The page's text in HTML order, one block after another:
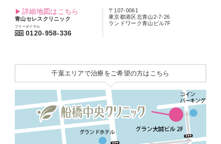
詳細地図はこちら
青山セレスクリニック
フリーダイヤル
0120-958-336
〒107-0061
東京都港区北青山2-7-26
ランドワーク青山ビル7F
千葉エリアで治療をご希望の方はこちら